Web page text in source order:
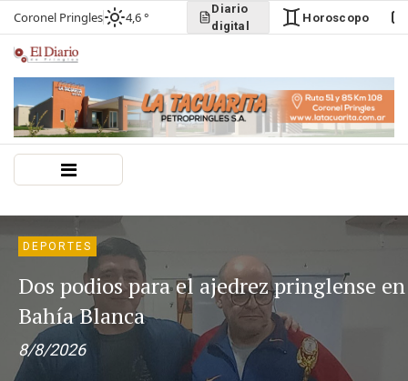
Coronel Pringles 4,6 °
Diario
digital
Horoscopo
ACTUALIDAD
Lanzaron un concurso para elegir la
canción oficial de la visita de León XIV
9/8/2026